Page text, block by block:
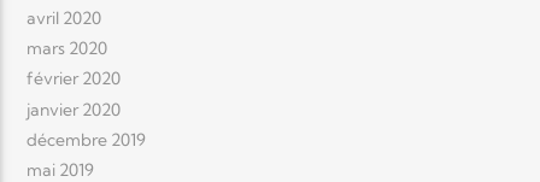
avril 2020
mars 2020
février 2020
janvier 2020
décembre 2019
mai 2019